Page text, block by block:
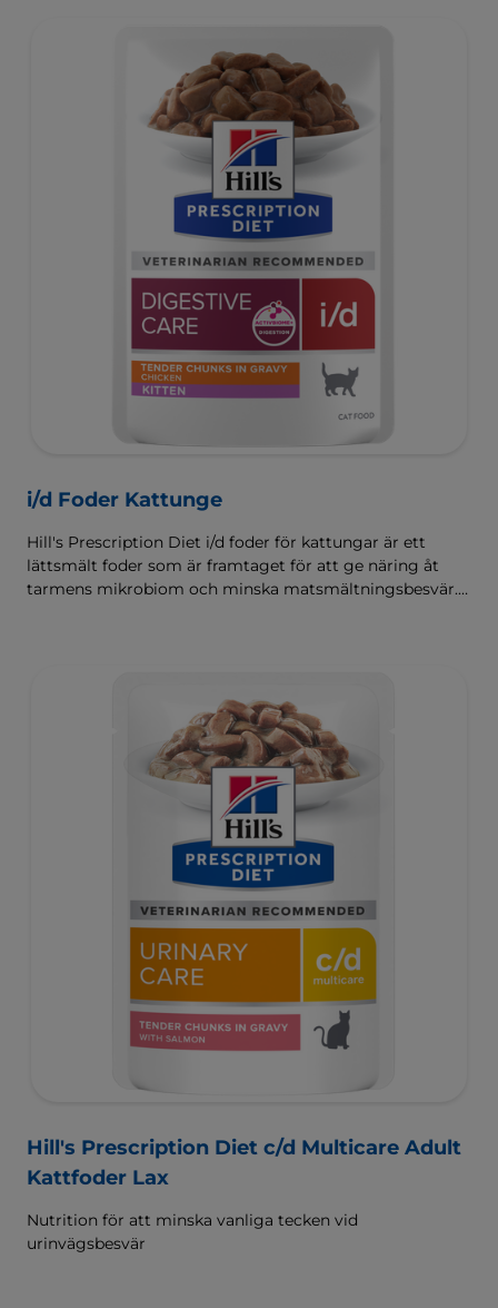
i/d Foder Kattunge
Hill's Prescription Diet i/d foder för kattungar är ett
lättsmält foder som är framtaget för att ge näring åt
tarmens mikrobiom och minska matsmältningsbesvär.
Hill's Prescription Diet c/d Multicare Adult
Kattfoder Lax
Nutrition för att minska vanliga tecken vid
urinvägsbesvär